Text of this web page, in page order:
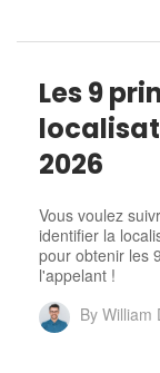
Les 9
2026
Vous voulez
identifier la
pour obtenir les
l'appelant !
By William